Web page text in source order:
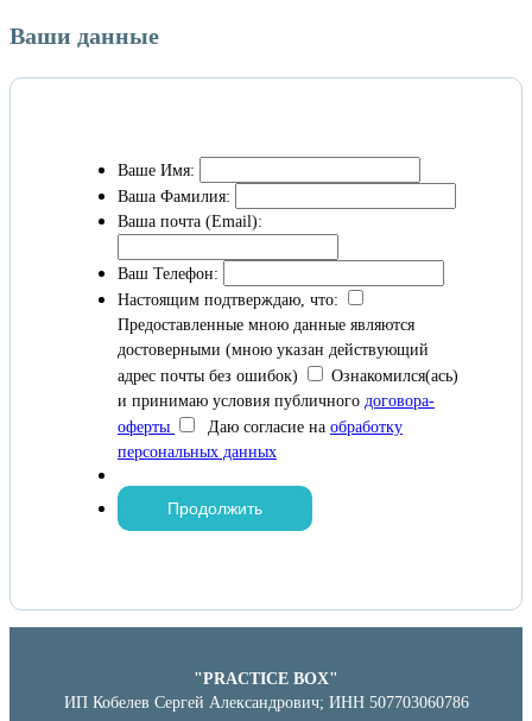
Ваши данные
Ваше Имя:
Ваша Фамилия:
Ваша почта (Email):
Ваш Телефон:
Настоящим подтверждаю, что:
Предоставленные мною данные являются
достоверными (мною указан действующий
адрес почты без ошибок)
Ознакомился(ась)
и принимаю условия публичного договора-
оферты
Даю согласие на обработку
персональных данных
"PRACTICE BOX"
ИП Кобелев Сергей Александрович; ИНН 507703060786